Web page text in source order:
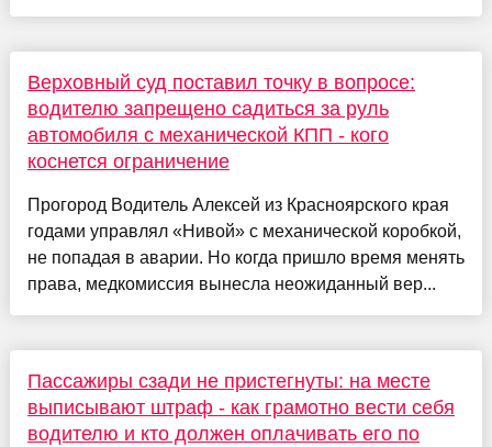
Верховный суд поставил точку в вопросе:
водителю запрещено садиться за руль
автомобиля с механической КПП - кого
коснется ограничение
Прогород Водитель Алексей из Красноярского края
годами управлял «Нивой» с механической коробкой,
не попадая в аварии. Но когда пришло время менять
права, медкомиссия вынесла неожиданный вер...
Пассажиры сзади не пристегнуты: на месте
выписывают штраф - как грамотно вести себя
водителю и кто должен оплачивать его по